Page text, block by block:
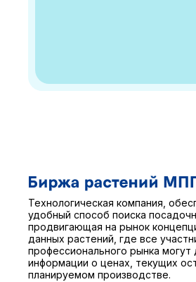
Технологическая компания,
удобный способ поиска
продвигающая на рынок
данных растений, где все
профессионального рынка могут
информации о ценах, текущих
планируемом производстве.